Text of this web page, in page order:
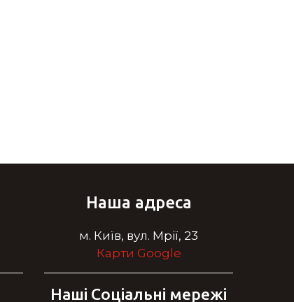
Наша адреса
м. Київ, вул. Мрії, 23
Карти Google
Наші Cоціальні мережі